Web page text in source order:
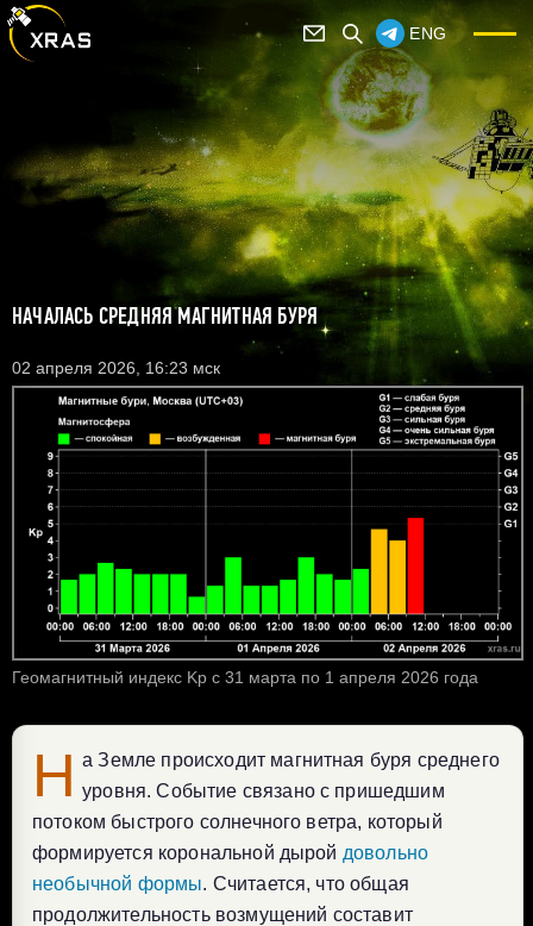
ENG
НАЧАЛАСЬ СРЕДНЯЯ МАГНИТНАЯ БУРЯ
02 апреля 2026, 16:23 мск
Геомагнитный индекс Kp с 31 марта по 1 апреля 2026 года
Н а Земле происходит магнитная буря среднего
уровня. Событие связано с пришедшим
потоком быстрого солнечного ветра, который
формируется корональной дырой довольно
необычной формы. Считается, что общая
продолжительность возмущений составит